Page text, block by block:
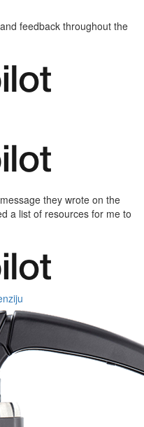
feedback throughout the
they wrote on the
a list of resources for me to